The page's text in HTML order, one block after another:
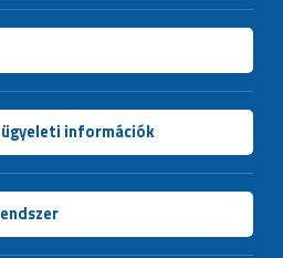
információk